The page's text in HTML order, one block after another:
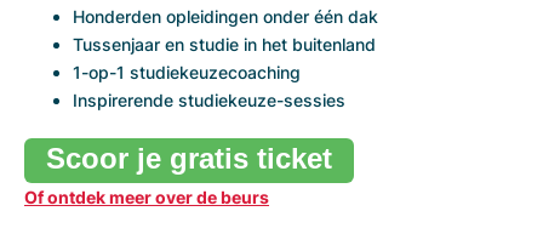
Honderden opleidingen onder één dak
Tussenjaar en studie in het buitenland
1-op-1 studiekeuzecoaching
Inspirerende studiekeuze-sessies
Scoor je gratis ticket
Of ontdek meer over de beurs